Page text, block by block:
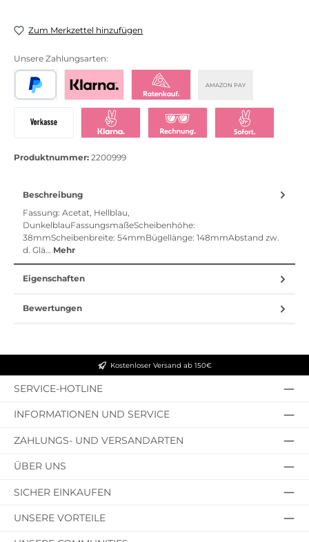
Zum Merkzettel hinzufügen
Unsere Zahlungsarten:
AMAZON PAY
Bezahlen mit KlarnaKlarna Ratenkauf
Produktnummer: 2200999
Beschreibung
Fassung: Acetat, Hellblau,
DunkelblauFassungsmaßeScheibenhöhe:
38mmScheibenbreite: 54mmBügellänge: 148mmAbstand zw.
d. Glä… Mehr
Eigenschaften
Bewertungen
Kostenloser Versand ab 150€
SERVICE-HOTLINE
INFORMATIONEN UND SERVICE
ZAHLUNGS- UND VERSANDARTEN
ÜBER UNS
SICHER EINKAUFEN
UNSERE VORTEILE